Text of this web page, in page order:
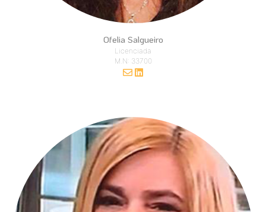
Ofelia Salgueiro
Licenciada
M.N: 33700